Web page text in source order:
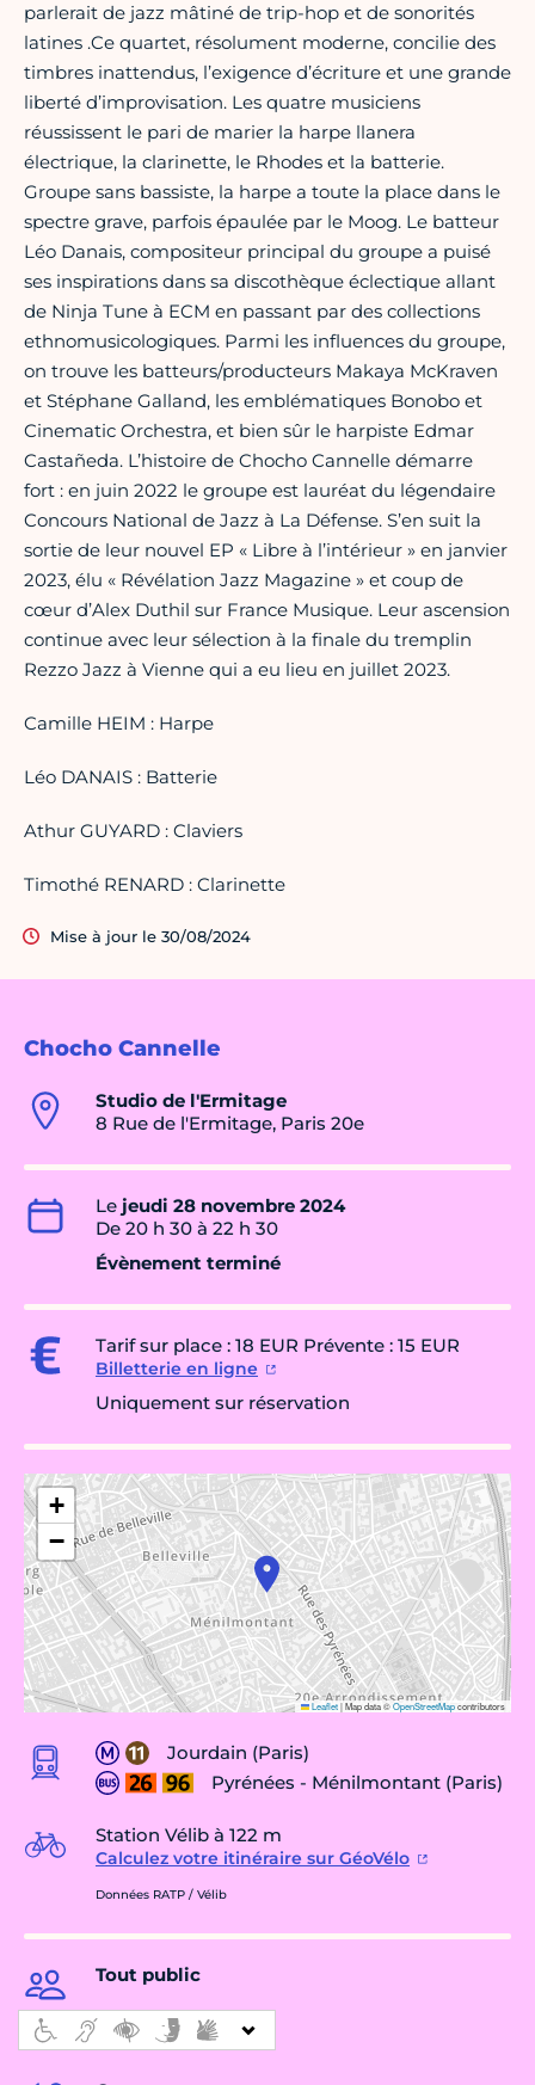
Chocho Cannelle
Studio de l'Ermitage
8 Rue de l'Ermitage, Paris 20e
Le jeudi 28 novembre 2024
De 20 h 30 à 22 h 30
Évènement terminé
Tarif sur place : 18 EUR Prévente : 15 EUR
Billetterie en ligne
Uniquement sur réservation
+
−
Leaflet|Map data ©OpenStreetMapcontributors
Jourdain (Paris)
Pyrénées - Ménilmontant (Paris)
Station Vélib à 122 m
Calculez votre itinéraire sur GéoVélo
Données RATP / Vélib
Tout public
parlerait de jazz mâtiné de trip-hop et de sonorités
latines .Ce quartet, résolument moderne, concilie des
timbres inattendus, l’exigence d’écriture et une grande
liberté d’improvisation. Les quatre musiciens
réussissent le pari de marier la harpe llanera
électrique, la clarinette, le Rhodes et la batterie.
Groupe sans bassiste, la harpe a toute la place dans le
spectre grave, parfois épaulée par le Moog. Le batteur
Léo Danais, compositeur principal du groupe a puisé
ses inspirations dans sa discothèque éclectique allant
de Ninja Tune à ECM en passant par des collections
ethnomusicologiques. Parmi les influences du groupe,
on trouve les batteurs/producteurs Makaya McKraven
et Stéphane Galland, les emblématiques Bonobo et
Cinematic Orchestra, et bien sûr le harpiste Edmar
Castañeda. L’histoire de Chocho Cannelle démarre
fort : en juin 2022 le groupe est lauréat du légendaire
Concours National de Jazz à La Défense. S’en suit la
sortie de leur nouvel EP « Libre à l’intérieur » en janvier
2023, élu « Révélation Jazz Magazine » et coup de
cœur d’Alex Duthil sur France Musique. Leur ascension
continue avec leur sélection à la finale du tremplin
Rezzo Jazz à Vienne qui a eu lieu en juillet 2023.
Camille HEIM : Harpe
Léo DANAIS : Batterie
Athur GUYARD : Claviers
Timothé RENARD : Clarinette
Mise à jour le 30/08/2024